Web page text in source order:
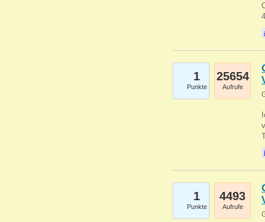
1
Punkte
25654
Aufrufe
1
Punkte
4493
Aufrufe